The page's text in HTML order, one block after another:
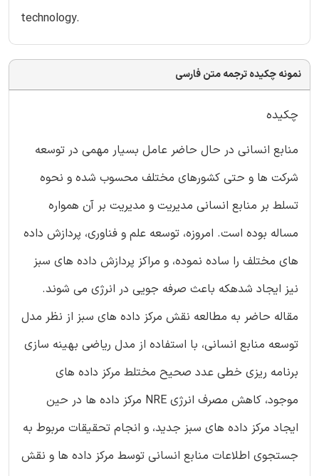
technology.
نمونه چکیده ترجمه متن فارسی
چکیده
منابع انسانی در حال حاضر عامل بسیار مهمی در توسعه
شرکت ها و حتی کشورهای مختلف محسوب شده و نحوه
تسلط بر منابع انسانی مدیریت و مدیریت بر آن همواره
مساله بوده است. امروزه، توسعه علم و فناوری، پردازش داده
های مختلف را ساده نموده، و مراکز پردازش داده های سبز
نیز ایجاد شدهکه باعث صرفه جویی در انرژی می شوند.
مقاله حاضر به مطالعه نقش مرکز داده های سبز از نظر مدل
توسعه منابع انسانی، با استفاده از مدل ریاضی بهینه سازی
برنامه ریزی خطی عدد صحیح مختلط مرکز داده های
موجود، کاهش مصرف انرژی NRE مرکز داده ها در حین
ایجاد مرکز داده های سبز جدید، و انجام تحقیقات مربوط به
جستجوی اطلاعات منابع انسانی توسط مرکز داده ها و نقش